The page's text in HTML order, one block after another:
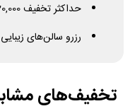
حداکثر تخفیف 20,000 تومان
رزرو سالن‌های
تخفیف‌های